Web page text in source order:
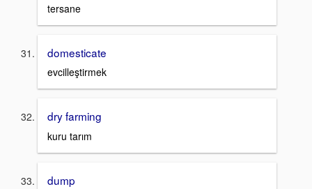
tersane
domesticate
evcilleştirmek
dry farming
kuru tarım
dump